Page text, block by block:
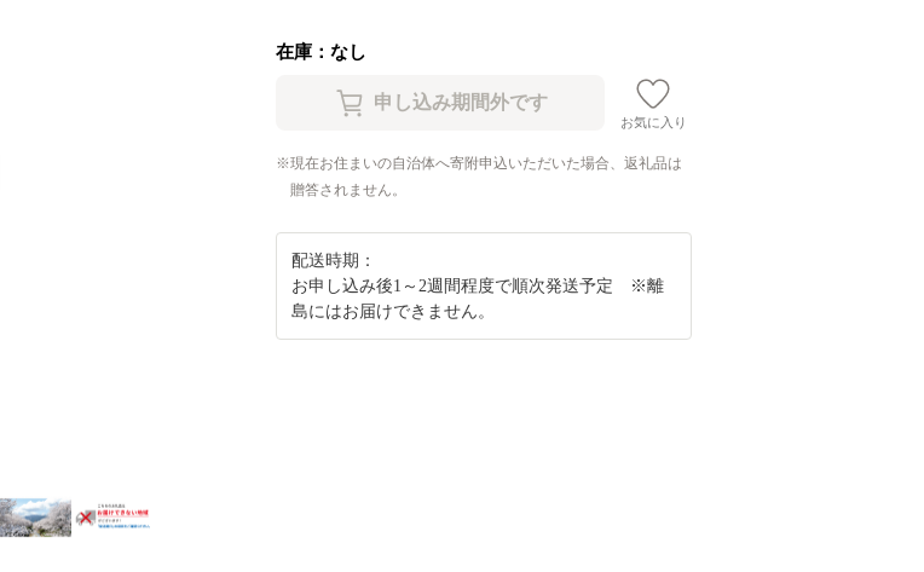
在庫：なし
お気に入り
現在お住まいの自治体へ寄附申込いただいた場合、返礼品は
贈答されません。
配送時期：
お申し込み後1～2週間程度で順次発送予定 ※離
島にはお届けできません。